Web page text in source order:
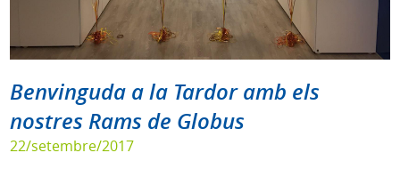
Benvinguda a la Tardor amb els
nostres Rams de Globus
22/setembre/2017